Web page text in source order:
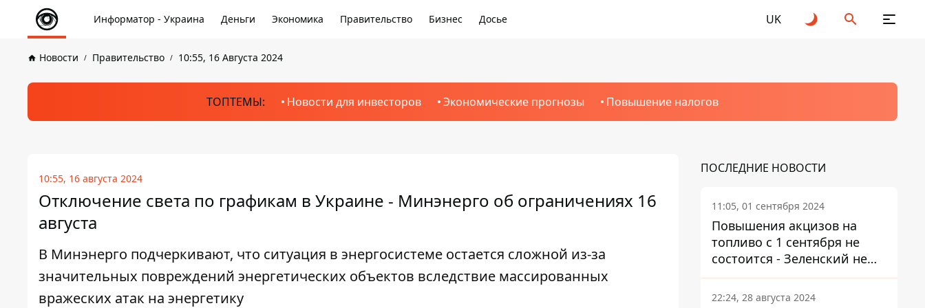
Информатор - Украина Деньги Экономика Правительство Бизнес Досье UK
Новости Правительство 10:55, 16 Августа 2024
ТОПТЕМЫ: Новости для инвесторов Экономические прогнозы Повышение налогов
10:55, 16 августа 2024
Отключение света по графикам в Украине - Минэнерго об ограничениях 16
августа
В Минэнерго подчеркивают, что ситуация в энергосистеме остается сложной из-за
значительных повреждений энергетических объектов вследствие массированных
вражеских атак на энергетику
ПОСЛЕДНИЕ НОВОСТИ
11:05, 01 сентября 2024
Повышения акцизов на
топливо с 1 сентября не
состоится - Зеленский не
подписал закон
22:24, 28 августа 2024